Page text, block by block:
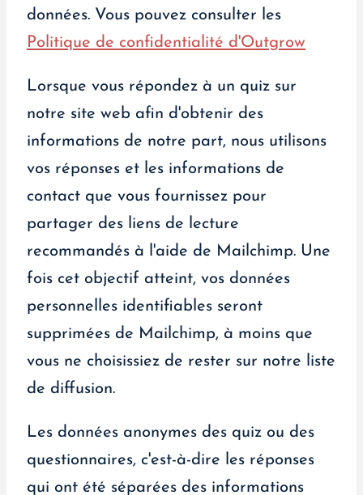
données. Vous pouvez consulter les
Politique de confidentialité d'Outgrow
Lorsque vous répondez à un quiz sur
notre site web afin d'obtenir des
informations de notre part, nous utilisons
vos réponses et les informations de
contact que vous fournissez pour
partager des liens de lecture
recommandés à l'aide de Mailchimp. Une
fois cet objectif atteint, vos données
personnelles identifiables seront
supprimées de Mailchimp, à moins que
vous ne choisissiez de rester sur notre liste
de diffusion.
Les données anonymes des quiz ou des
questionnaires, c'est-à-dire les réponses
qui ont été séparées des informations